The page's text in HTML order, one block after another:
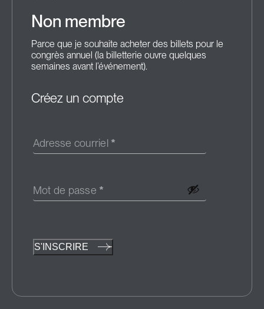
Non membre
Parce que je souhaite acheter des billets pour le
congrès annuel (la billetterie ouvre quelques
semaines avant l’événement).
Créez un compte
Adresse courriel *
Mot de passe *
S'INSCRIRE